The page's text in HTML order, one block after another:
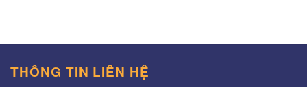
THÔNG TIN LIÊN HỆ